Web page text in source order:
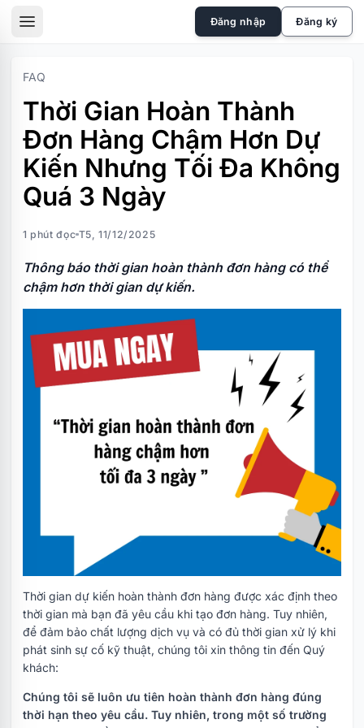
Đăng nhập Đăng ký
FAQ
Thời Gian Hoàn Thành
Đơn Hàng Chậm Hơn Dự
Kiến Nhưng Tối Đa Không
Quá 3 Ngày
1 phút đọc T5, 11/12/2025
Thông báo thời gian hoàn thành đơn hàng có thể
chậm hơn thời gian dự kiến.
Thời gian dự kiến hoàn thành đơn hàng được xác định theo
thời gian mà bạn đã yêu cầu khi tạo đơn hàng. Tuy nhiên,
để đảm bảo chất lượng dịch vụ và có đủ thời gian xử lý khi
phát sinh sự cố kỹ thuật, chúng tôi xin thông tin đến Quý
khách:
Chúng tôi sẽ luôn ưu tiên hoàn thành đơn hàng đúng
thời hạn theo yêu cầu. Tuy nhiên, trong một số trường